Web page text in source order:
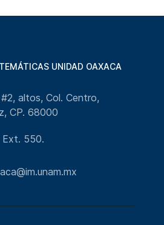
UNIDAD OAXACA
altos, Col. Centro,
CP. 68000
Ext. 550.